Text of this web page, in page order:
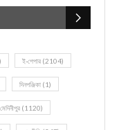
ই-পেপার (2104)
দিনপঞ্জিকা (1)
(1120)